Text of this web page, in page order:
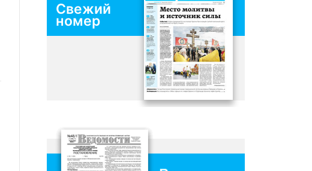
Свежий
номер